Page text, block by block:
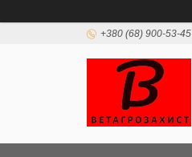
+380 (68) 900-53-45